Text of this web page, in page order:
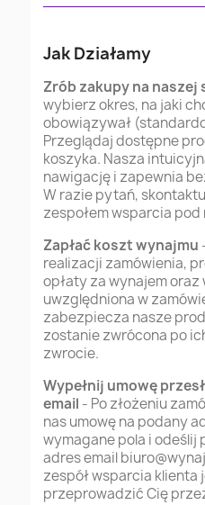
Jak Działamy
Zrób zakupy na
wybierz okres, na jaki
obowiązywał
Przeglądaj dostępne
koszyka. Nasza
nawigację i zapewnia
W razie pytań,
zespołem wsparcia pod
Zapłać koszt wynajmu
realizacji zamówienia,
opłaty za wynajem
uwzględniona w
zabezpiecza nasze
zostanie zwrócona po
zwrocie.
Wypełnij umowę
email - Po złożeniu
nas umowę na podany
wymagane pola i odeślij
adres email
zespół wsparcia
przeprowadzić Cię